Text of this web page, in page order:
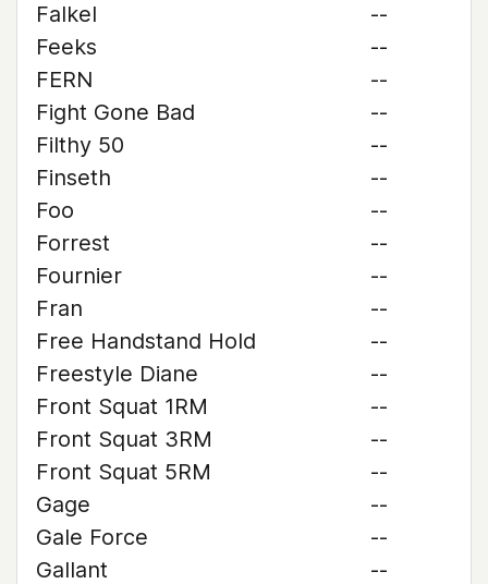
Falkel
--
Feeks
--
FERN
--
Fight Gone Bad
--
Filthy 50
--
Finseth
--
Foo
--
Forrest
--
Fournier
--
Fran
--
Free Handstand Hold
--
Freestyle Diane
--
Front Squat 1RM
--
Front Squat 3RM
--
Front Squat 5RM
--
Gage
--
Gale Force
--
Gallant
--